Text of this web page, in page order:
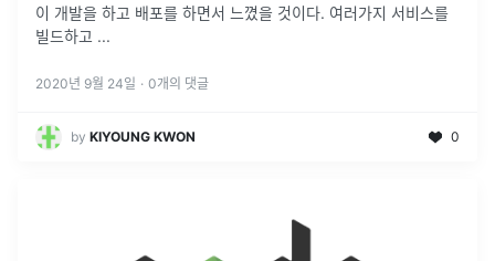
이 개발을 하고 배포를 하면서 느꼈을 것이다. 여러가지 서비스를
빌드하고 ...
2020년 9월 24일 · 0개의 댓글
by KIYOUNG KWON 0